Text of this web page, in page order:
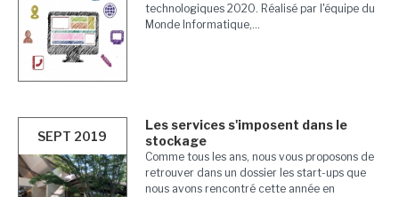
technologiques 2020. Réalisé par l'équipe du
Monde Informatique,...
SEPT 2019
Les services s'imposent dans le
stockage
Comme tous les ans, nous vous proposons de
retrouver dans un dossier les start-ups que
nous avons rencontré cette année en